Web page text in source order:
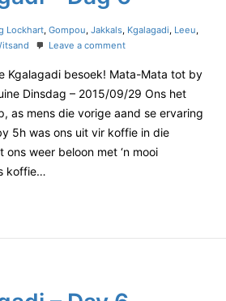
0
Lockhart,Gompou,Jakkals, Kgalagadi, Leeu,
Leave a commento
2
0
K
g
Kgalagadi besoek! Mata-Mata tot by
Dinsdag – 2015/09/29 Ons het
as mens die vorige aand se ervaring
5h was ons uit vir koffie in die
weer beloon met ‘n mooi
koffie…